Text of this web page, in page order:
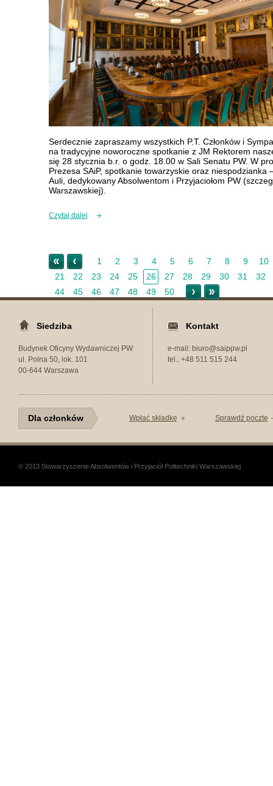
Serdecznie zapraszamy wszystkich P.T. Członków i
na tradycyjne noworoczne spotkanie z JM Rektorem
się 28 stycznia b.r. o godz. 18.00 w Sali Senatu PW. W
Prezesa SAiP, spotkanie towarzyskie oraz niespodzianka
Auli, dedykowany Absolwentom i Przyjaciołom PW
Warszawskiej).
Czytaj dalej
« Początek
< Nowsze
1 2 3 4 5 6 7 8 9
10
21
22 23 24 25 26 27 28 29 30 31
32
44
45 46 47 48 49 50 Starsze >
Siedziba
Budynek Oficyny Wydawniczej PW
ul. Polna 50, lok. 101
00-644 Warszawa
Kontakt
e-mail: biuro@saippw.pl
tel.: +48 511 515 244
Dla członków Wpłać składkę Sprawdź pocztę
© 2013 Stowarzyszenie Absolwentów i Przyjaciół Politechniki Warszawskiej